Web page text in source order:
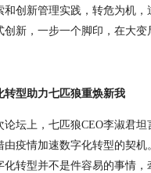
和创新管理实践，转危为机
创新，一步一个脚印，在大变
转型助力七匹狼重焕新我
论坛上，七匹狼CEO李淑君
由疫情加速数字化转型的契
化转型并不是件容易的事情